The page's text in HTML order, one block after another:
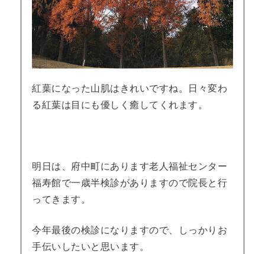
紅葉になった山肌はきれいですね。日々変わ
る紅葉は目にも優しく癒してくれます。
明日は、府中町にあります老人福祉センター
福寿館で一歳半検診がありますので院長と行
ってきます。
今年最後の検診になりますので、しっかりお
手伝いしたいと思います。